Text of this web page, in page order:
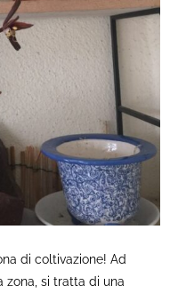
di coltivazione! Ad
zona, si tratta di una